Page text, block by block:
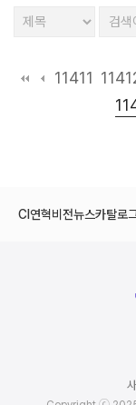
11411
CI 연혁비전뉴스카탈로